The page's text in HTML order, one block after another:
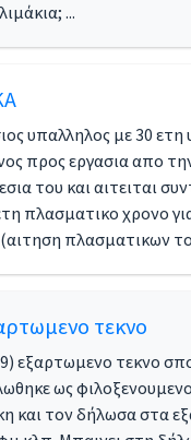
...
υπαλληλος με 30 ετη
προς εργασια απο
του και αιτειται
πλασματικο χρονο
πλασματικων το
τεκνο
εξαρτωμενο τεκνο
ως
και τον δήλωσα στα